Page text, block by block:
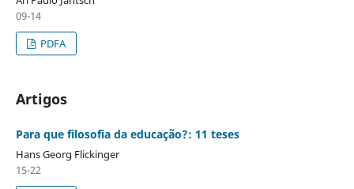
09-14
PDFA
Artigos
Para que filosofia da educação?: 11 teses
Hans Georg Flickinger
15-22